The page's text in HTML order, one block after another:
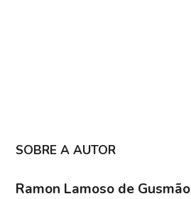
SOBRE A AUTOR
Ramon Lamoso de Gusmão